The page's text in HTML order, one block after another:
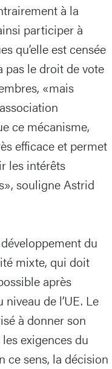
à la
participer à
qu’elle est censée
pas le droit de vote
«mais
ce mécanisme,
efficace et permet
les intérêts
souligne Astrid
du
mixte, qui doit
après
niveau de l’UE. Le
à donner son
exigences du
ce sens, la décision